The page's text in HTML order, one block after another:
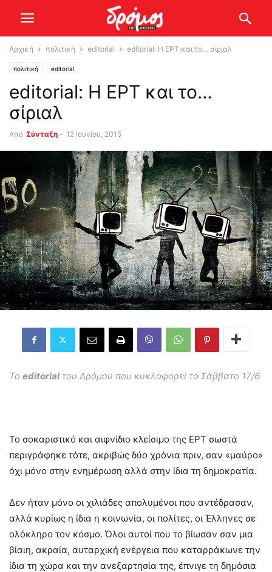
Αρχική πολιτική editorial editorial: Η ΕΡΤ και το… σίριαλ
πολιτική editorial
editorial: Η ΕΡΤ και το…
σίριαλ
Από Σύνταξη - 12 Ιουνίου, 2015
Το editorial του Δρόμου που κυκλοφορεί το Σάββατο 17/6
Το σοκαριστικό και αιφνίδιο κλείσιμο της ΕΡΤ σωστά
περιγράφηκε τότε, ακριβώς δύο χρόνια πριν, σαν «μαύρο»
όχι μόνο στην ενημέρωση αλλά στην ίδια τη δημοκρατία.
Δεν ήταν μόνο οι χιλιάδες απολυμένοι που αντέδρασαν,
αλλά κυρίως η ίδια η κοινωνία, οι πολίτες, οι Έλληνες σε
ολόκληρο τον κόσμο. Όλοι αυτοί που το βίωσαν σαν μια
βίαιη, ακραία, αυταρχική ενέργεια που καταρράκωνε την
ίδια τη χώρα και την ανεξαρτησία της, έπνιγε τη δημόσια